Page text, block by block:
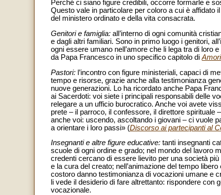
Perché ci siano figure credibili, occorre formarle e
Questo vale in particolare per coloro a cui è
del ministero ordinato e della vita consacrata.
Genitori e famiglia: all’interno di ogni comunità
e dagli altri familiari. Sono in primo luogo i genitori,
ogni essere umano nell’amore che li lega tra di loro
da Papa Francesco in uno specifico capitolo di
Pastori: l’incontro con figure ministeriali, capaci di
tempo e risorse, grazie anche alla testimonianza
nuove generazioni. Lo ha ricordato anche Papa
ai Sacerdoti: voi siete i principali responsabili delle
relegare a un ufficio burocratico. Anche voi avete
prete – il parroco, il confessore, il direttore spirituale
anche voi: uscendo, ascoltando i giovani – ci vuole
a orientare i loro passi» (Discorso ai partecipanti al
Insegnanti e altre figure educative: tanti insegnanti
scuole di ogni ordine e grado; nel mondo del lavoro
credenti cercano di essere lievito per una società
e la cura del creato; nell’animazione del tempo
costoro danno testimonianza di vocazioni umane e
li vede il desiderio di fare altrettanto: rispondere
vocazionale.